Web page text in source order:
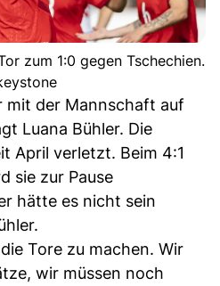
zum 1:0 gegen Tschechien.
mit der Mannschaft auf
Luana Bühler. Die
April verletzt. Beim 4:1
sie zur Pause
hätte es nicht sein
Tore zu machen. Wir
wir müssen noch